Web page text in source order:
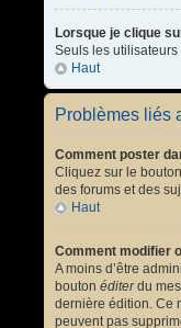
Lorsque je clique
Seuls les
Haut
Problèmes liés
Comment poster
Cliquez sur le
des forums et des
Haut
Comment modifier
A moins d’être
bouton éditerdu
dernière édition. Ce
peuvent pas